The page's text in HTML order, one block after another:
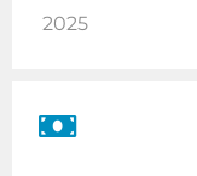
2025